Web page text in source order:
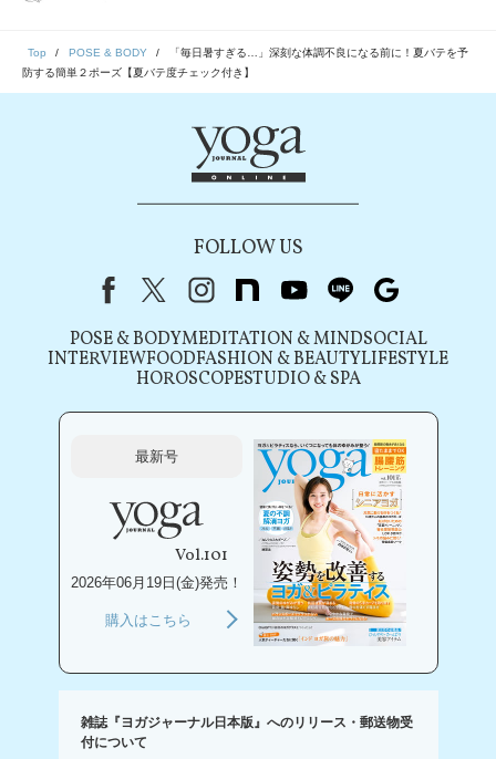
Top POSE & BODY
「毎日暑すぎる…」深刻な体調不良になる前に！夏バテを予
防する簡単２ポーズ【夏バテ度チェック付き】
FOLLOW US
FacebookX（旧Twitter）
instagram
note youtubeline
POSE & BODYMEDITATION & MINDSOCIAL
INTERVIEWFOODFASHION & BEAUTYLIFESTYLE
HOROSCOPESTUDIO & SPA
最新号
Vol.101
2026年06月19日(金)発売！
購入はこちら
雑誌『ヨガジャーナル日本版』へのリリース・郵送物受
付について